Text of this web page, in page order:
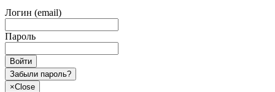
Логин (email)
Пароль
Войти
Забыли пароль?
×Close